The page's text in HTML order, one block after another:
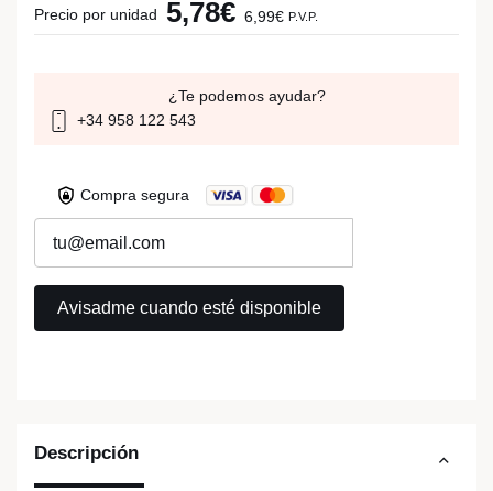
Descripción
Precio por unidad 5,78€ 6,99€ P.V.P.
¿Te podemos ayudar?
+34 958 122 543
Compra segura